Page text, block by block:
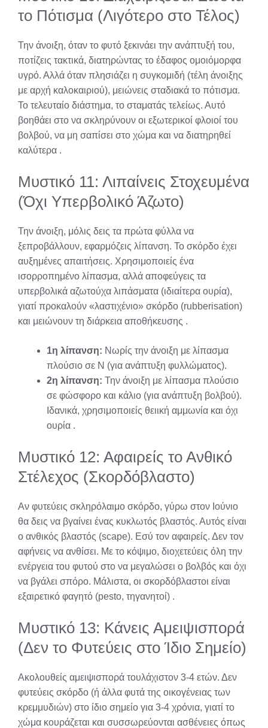
το Πότισμα (Λιγότερο στο Τέλος)
Την άνοιξη, όταν το φυτό ξεκινάει την ανάπτυξή του,
ποτίζεις τακτικά, διατηρώντας το έδαφος ομοιόμορφα
υγρό. Αλλά όταν πλησιάζει η συγκομιδή (τέλη άνοιξης
με αρχή καλοκαιριού), μειώνεις σταδιακά το πότισμα.
Το τελευταίο διάστημα, το σταματάς τελείως. Αυτό
βοηθάει στο να σκληρύνουν οι εξωτερικοί φλοιοί του
βολβού, να μη σαπίσει στο χώμα και να διατηρηθεί
καλύτερα .
Μυστικό 11: Λιπαίνεις Στοχευμένα
(Όχι Υπερβολικό Άζωτο)
Την άνοιξη, μόλις δεις τα πρώτα φύλλα να
ξεπροβάλλουν, εφαρμόζεις λίπανση. Το σκόρδο έχει
αυξημένες απαιτήσεις. Χρησιμοποιείς ένα
ισορροπημένο λίπασμα, αλλά αποφεύγεις τα
υπερβολικά αζωτούχα λιπάσματα (ιδιαίτερα ουρία),
γιατί προκαλούν «λαστιχένιο» σκόρδο (rubberisation)
και μειώνουν τη διάρκεια αποθήκευσης .
1η λίπανση: Νωρίς την άνοιξη με λίπασμα
πλούσιο σε Ν (για ανάπτυξη φυλλώματος).
2η λίπανση: Την άνοιξη με λίπασμα πλούσιο
σε φώσφορο και κάλιο (για ανάπτυξη βολβού).
Ιδανικά, χρησιμοποιείς θειική αμμωνία και όχι
ουρία .
Μυστικό 12: Αφαιρείς το Ανθικό
Στέλεχος (Σκορδόβλαστο)
Αν φυτεύεις σκληρόλαιμο σκόρδο, γύρω στον Ιούνιο
θα δεις να βγαίνει ένας κυκλωτός βλαστός. Αυτός είναι
ο ανθικός βλαστός (scape). Εσύ τον αφαιρείς. Δεν τον
αφήνεις να ανθίσει. Με το κόψιμο, διοχετεύεις όλη την
ενέργεια του φυτού στο να μεγαλώσει ο βολβός και όχι
να βγάλει σπόρο. Μάλιστα, οι σκορδόβλαστοι είναι
εξαιρετικό φαγητό (pesto, τηγανητοί) .
Μυστικό 13: Κάνεις Αμειψισπορά
(Δεν το Φυτεύεις στο Ίδιο Σημείο)
Ακολουθείς αμειψισπορά τουλάχιστον 3-4 ετών. Δεν
φυτεύεις σκόρδο (ή άλλα φυτά της οικογένειας των
κρεμμυδιών) στο ίδιο σημείο για 3-4 χρόνια, γιατί το
χώμα κουράζεται και συσσωρεύονται ασθένειες όπως